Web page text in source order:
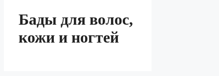
Бады для волос,
кожи и ногтей